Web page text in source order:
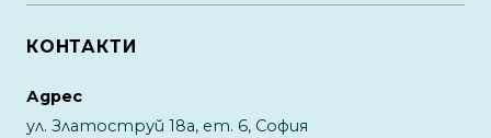
КОНТАКТИ
Адрес
ул. Златоструй 18а, ет. 6, София